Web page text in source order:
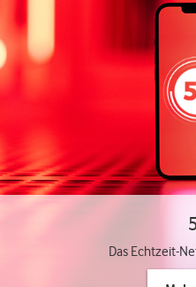
Das Echtzeit-